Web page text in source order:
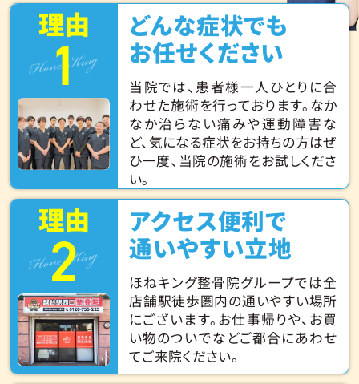
理由
1
Hone King
どんな症状でも
お任せください
当院では、患者様一人ひとりに合
わせた施術を行っております。なか
なか治らない痛みや運動障害な
ど、気になる症状をお持ちの方はぜ
ひ一度、当院の施術をお試しくださ
い。
理由
2
Hone King
アクセス便利で
通いやすい立地
ほねキング整骨院グループでは全
店舗駅徒歩圏内の通いやすい場所
にございます。お仕事帰りや、お買
い物のついでなどご都合にあわせ
てご来院ください。